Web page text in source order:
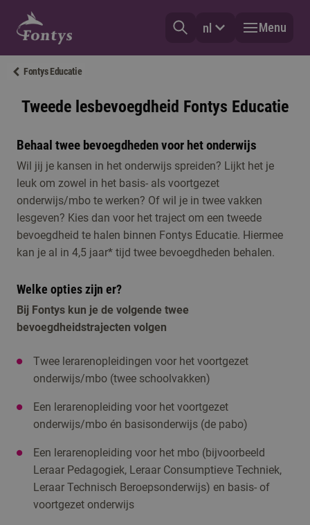
nl Menu
Fontys Educatie
Tweede lesbevoegdheid Fontys Educatie
Behaal twee bevoegdheden voor het onderwijs
Wil jij je kansen in het onderwijs spreiden? Lijkt het je
leuk om zowel in het basis- als voortgezet
onderwijs/mbo te werken? Of wil je in twee vakken
lesgeven? Kies dan voor het traject om een tweede
bevoegdheid te halen binnen Fontys Educatie. Hiermee
kan je al in 4,5 jaar* tijd twee bevoegdheden behalen.
Welke opties zijn er?
Bij Fontys kun je de volgende twee
bevoegdheidstrajecten volgen
Twee lerarenopleidingen voor het voortgezet
onderwijs/mbo (twee schoolvakken)
Een lerarenopleiding voor het voortgezet
onderwijs/mbo én basisonderwijs (de pabo)
Een lerarenopleiding voor het mbo (bijvoorbeeld
Leraar Pedagogiek, Leraar Consumptieve Techniek,
Leraar Technisch Beroepsonderwijs) en basis- of
voortgezet onderwijs